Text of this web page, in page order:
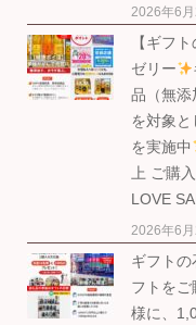
2026年6月
【ギフ
ゼリー
品（無添
を対象
を実施中
上 ご購
LOVE
2026年6月
ギフト
フトをご
様に、